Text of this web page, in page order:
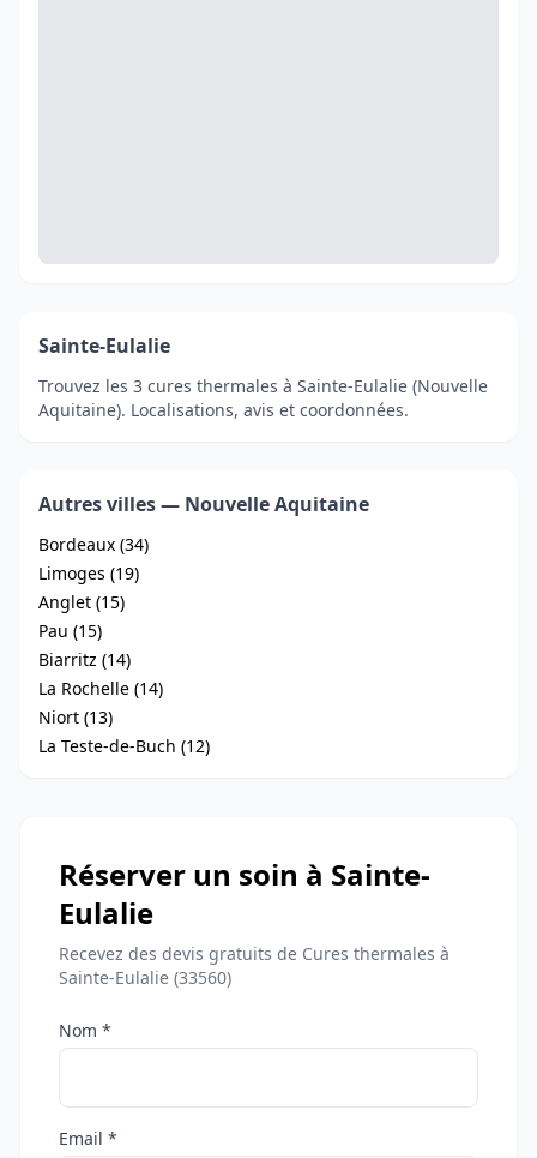
Sainte-Eulalie
Trouvez les 3 cures thermales à Sainte-Eulalie (Nouvelle
Aquitaine). Localisations, avis et coordonnées.
Autres villes — Nouvelle Aquitaine
Bordeaux (34)
Limoges (19)
Anglet (15)
Pau (15)
Biarritz (14)
La Rochelle (14)
Niort (13)
La Teste-de-Buch (12)
Réserver un soin à Sainte-
Eulalie
Recevez des devis gratuits de Cures thermales à
Sainte-Eulalie (33560)
Nom *
Email *